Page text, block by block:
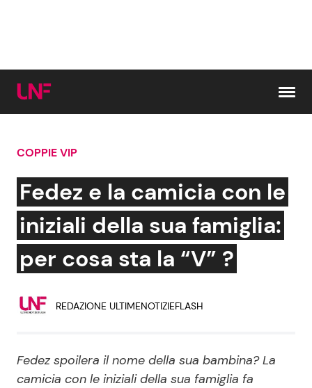
Cerca:
News e Cronaca
Attualità Italiana
Persone Scomparse
Gossip e TV
Bellezze VIP
Programmi TV
COPPIE VIP
Fedez e la camicia con le
iniziali della sua famiglia:
per cosa sta la “V” ?
REDAZIONE ULTIMENOTIZIEFLASH
Fedez spoilera il nome della sua bambina? La
camicia con le iniziali della sua famiglia fa